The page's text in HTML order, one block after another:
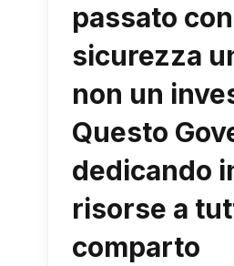
passato
sicurezza
non un
Questo
dedicando
risorse a
comparto